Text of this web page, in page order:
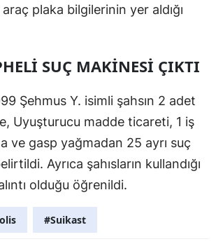
plaka bilgilerinin yer aldığı
SUÇ MAKİNESİ ÇIKTI
Şehmus Y. isimli şahsın 2 adet
Uyuşturucu madde ticareti, 1 iş
ve gasp yağmadan 25 ayrı suç
Ayrıca şahısların kullandığı
olduğu öğrenildi.
#Suikast